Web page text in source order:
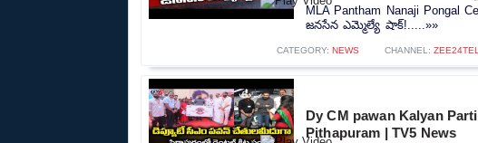
MLA Pantham Nanaji Pongal
జనసేన ఎమ్మెల్యే షాక్!.....»»
CATEGORY: NEWS CHANNEL:
Dy CM pawan Kalyan
Pithapuram | TV5 News